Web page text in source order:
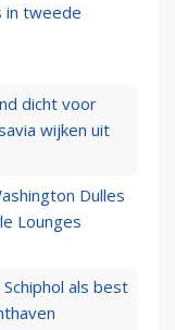
in tweede
dicht voor
wijken uit
Dulles
Lounges
als best